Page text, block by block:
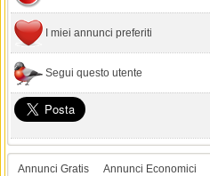
I miei annunci preferiti
Segui questo utente
Annunci Gratis Annunci Economici